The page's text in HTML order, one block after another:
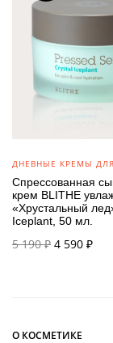
ДНЕВНЫЕ КРЕМЫ
Спрессованная
крем BLITHE
«Хрустальный
Iceplant, 50 мл.
5 190₽ 4 590 ₽
О КОСМЕТИКЕ